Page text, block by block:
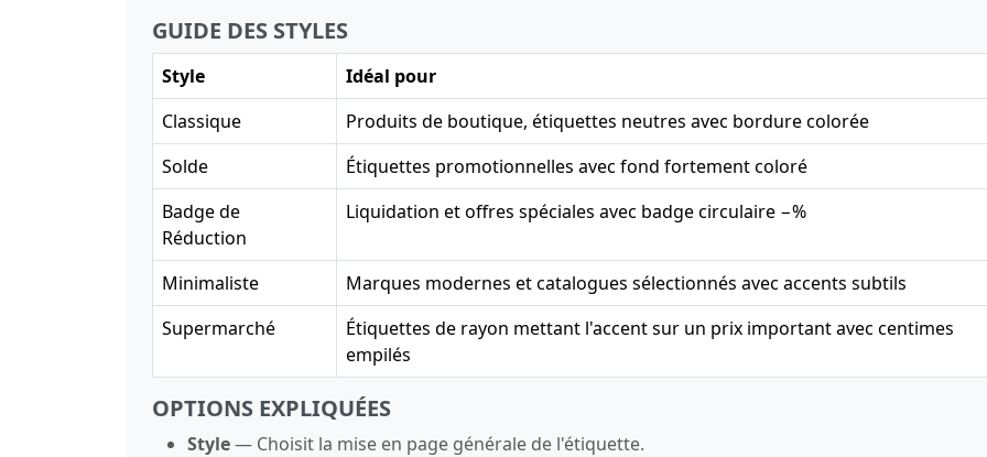
GUIDE DES STYLES
Style
Idéal pour
Classique
Produits de boutique, étiquettes neutres avec bordure colorée
Solde
Étiquettes promotionnelles avec fond fortement coloré
Badge de
Réduction
Liquidation et offres spéciales avec badge circulaire −%
Minimaliste
Marques modernes et catalogues sélectionnés avec accents subtils
Supermarché
Étiquettes de rayon mettant l'accent sur un prix important avec centimes
empilés
OPTIONS EXPLIQUÉES
Style— Choisit la mise en page générale de l'étiquette.